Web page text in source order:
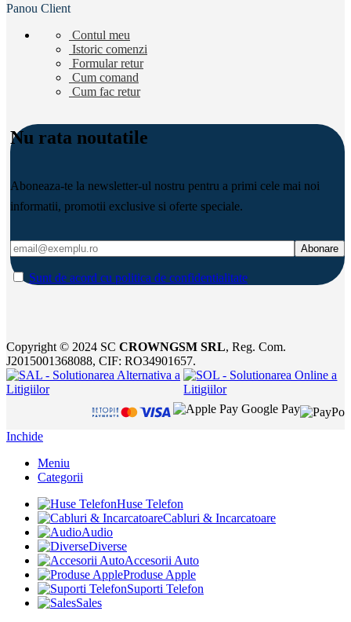
Panou Client
Contul meu
Istoric comenzi
Formular retur
Cum comand
Cum fac retur
Nu rata noutatile
Aboneaza-te la newsletter-ul nostru pentru a primi cele mai noi
informatii, promotii exclusive si oferte speciale.
Sunt de acord cu politica de confidentialitate
Copyright © 2024 SC CROWNGSM SRL, Reg. Com.
J2015001368088, CIF: RO34901657.
Inchide
Meniu
Categorii
Huse Telefon
Cabluri & Incarcatoare
Audio
Diverse
Accesorii Auto
Produse Apple
Suporti Telefon
Sales